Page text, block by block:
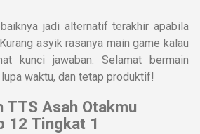
jadi alternatif terakhir apabila
asyik rasanya main game kalau
kunci jawaban. Selamat bermain
waktu, dan tetap produktif!
TTS Asah Otakmu
12 Tingkat 1